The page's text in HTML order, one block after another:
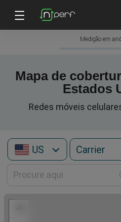
Medição em
Mapa de
Estados
Redes móveis
US